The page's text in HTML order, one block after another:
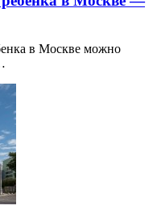
в Москве можно